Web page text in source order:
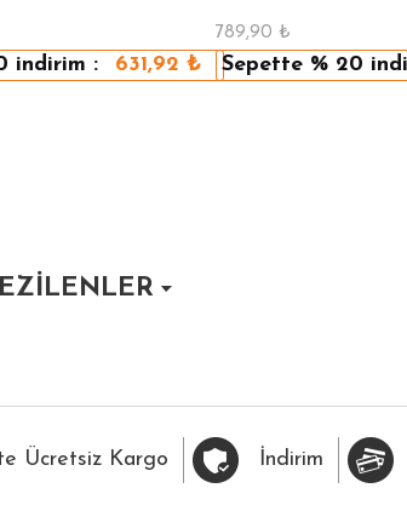
EKLE HIZLI BAK
indirim : 631,92 ₺
FAVORİLERİME
789,90 ₺
Sepette % 20
Ücretsiz Kargo İndirim